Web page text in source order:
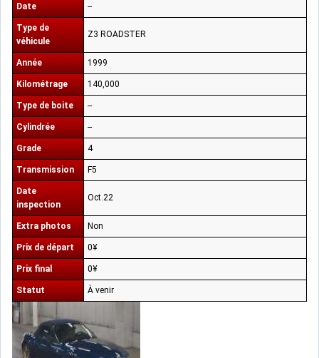
Date --
Type de
véhicule
Z3 ROADSTER
Année 1999
Kilométrage 140,000
Type de boite --
Cylindrée --
Grade 4
Transmission F5
Date
inspection
Oct.22
Extra photos Non
Prix de départ 0¥
Prix final 0¥
Statut À venir